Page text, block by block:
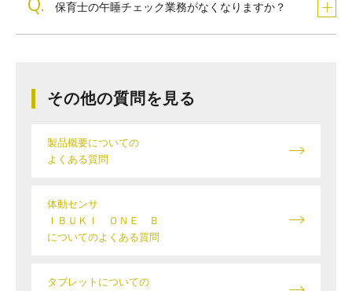
保育士の午睡チェック業務がなくなりますか？
その他の質問を見る
製品概要についての
よくある質問
体動センサ
ＩＢＵＫＩ ＯＮＥ Ｂ
についてのよくある質問
タブレットについての